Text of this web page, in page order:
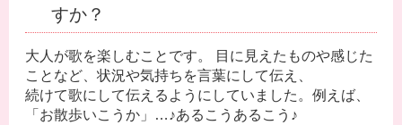
すか？
大人が歌を楽しむことです。 目に見えたものや感じた
ことなど、状況や気持ちを言葉にして伝え、
続けて歌にして伝えるようにしていました。例えば、
「お散歩いこうか」…♪あるこうあるこう♪